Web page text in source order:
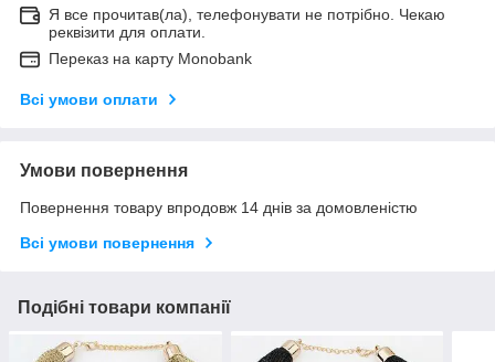
Я все прочитав(ла), телефонувати не потрібно. Чекаю
реквізити для оплати.
Переказ на карту Monobank
Всі умови оплати
Умови повернення
Повернення товару впродовж 14 днів за домовленістю
Всі умови повернення
Подібні товари компанії